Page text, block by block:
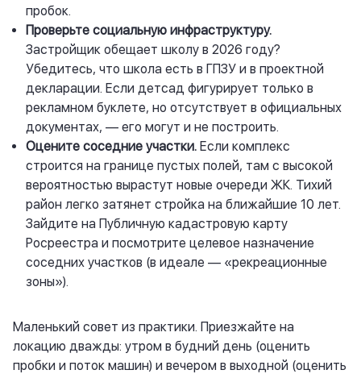
пробок.
Проверьте социальную инфраструктуру.
Застройщик обещает школу в 2026 году?
Убедитесь, что школа есть в ГПЗУ и в проектной
декларации. Если детсад фигурирует только в
рекламном буклете, но отсутствует в официальных
документах, — его могут и не построить.
Оцените соседние участки. Если комплекс
строится на границе пустых полей, там с высокой
вероятностью вырастут новые очереди ЖК. Тихий
район легко затянет стройка на ближайшие 10 лет.
Зайдите на Публичную кадастровую карту
Росреестра и посмотрите целевое назначение
соседних участков (в идеале — «рекреационные
зоны»).
Маленький совет из практики. Приезжайте на
локацию дважды: утром в будний день (оценить
пробки и поток машин) и вечером в выходной (оценить